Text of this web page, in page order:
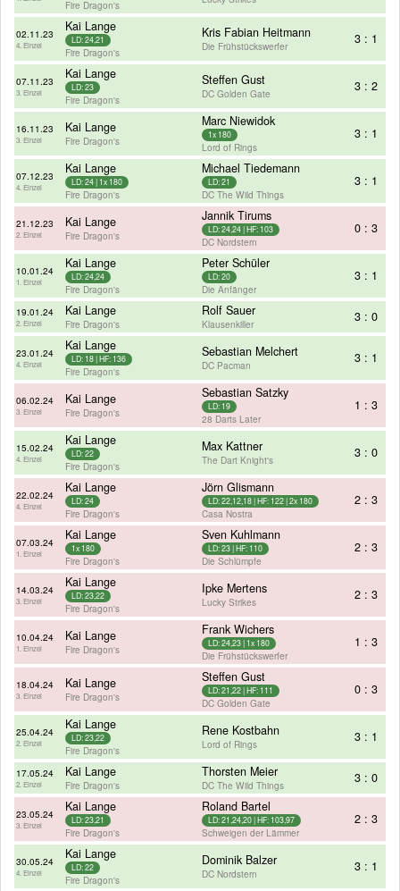
Fire Dragon's
02.11.23
4. Einzel
Kai Lange
LD: 24,21
Fire Dragon's
Kris Fabian Heitmann
Die Frühstückswerfer 3 : 1
07.11.23
3. Einzel
Kai Lange
LD: 23
Fire Dragon's
Steffen Gust
DC Golden Gate 3 : 2
16.11.23
3. Einzel
Kai Lange
Fire Dragon's
Marc Niewidok
1x 180
Lord of Rings
3 : 1
07.12.23
4. Einzel
Kai Lange
LD: 24 | 1x 180
Fire Dragon's
Michael Tiedemann
LD: 21
DC The Wild Things
3 : 1
21.12.23
2. Einzel
Kai Lange
Fire Dragon's
Jannik Tirums
LD: 24,24 | HF: 103
DC Nordstern
0 : 3
10.01.24
1. Einzel
Kai Lange
LD: 24,24
Fire Dragon's
Peter Schüler
LD: 20
Die Anfänger
3 : 1
19.01.24
2. Einzel
Kai Lange
Fire Dragon's
Rolf Sauer
Klausenkiller 3 : 0
23.01.24
4. Einzel
Kai Lange
LD: 18 | HF: 136
Fire Dragon's
Sebastian Melchert
DC Pacman 3 : 1
06.02.24
3. Einzel
Kai Lange
Fire Dragon's
Sebastian Satzky
LD: 19
28 Darts Later
1 : 3
15.02.24
4. Einzel
Kai Lange
LD: 22
Fire Dragon's
Max Kattner
The Dart Knight's 3 : 0
22.02.24
4. Einzel
Kai Lange
LD: 24
Fire Dragon's
Jörn Glismann
LD: 22,12,18 | HF: 122 | 2x 180
Casa Nostra
2 : 3
07.03.24
1. Einzel
Kai Lange
1x 180
Fire Dragon's
Sven Kuhlmann
LD: 23 | HF: 110
Die Schlümpfe
2 : 3
14.03.24
3. Einzel
Kai Lange
LD: 23,22
Fire Dragon's
Ipke Mertens
Lucky Strikes 2 : 3
10.04.24
1. Einzel
Kai Lange
Fire Dragon's
Frank Wichers
LD: 24,23 | 1x 180
Die Frühstückswerfer
1 : 3
18.04.24
3. Einzel
Kai Lange
Fire Dragon's
Steffen Gust
LD: 21,22 | HF: 111
DC Golden Gate
0 : 3
25.04.24
2. Einzel
Kai Lange
LD: 23,22
Fire Dragon's
Rene Kostbahn
Lord of Rings 3 : 1
17.05.24
2. Einzel
Kai Lange
Fire Dragon's
Thorsten Meier
DC The Wild Things 3 : 0
23.05.24
3. Einzel
Kai Lange
LD: 23,21
Fire Dragon's
Roland Bartel
LD: 21,24,20 | HF: 103,97
Schweigen der Lämmer
2 : 3
30.05.24
4. Einzel
Kai Lange
LD: 22
Fire Dragon's
Dominik Balzer
DC Nordstern 3 : 1